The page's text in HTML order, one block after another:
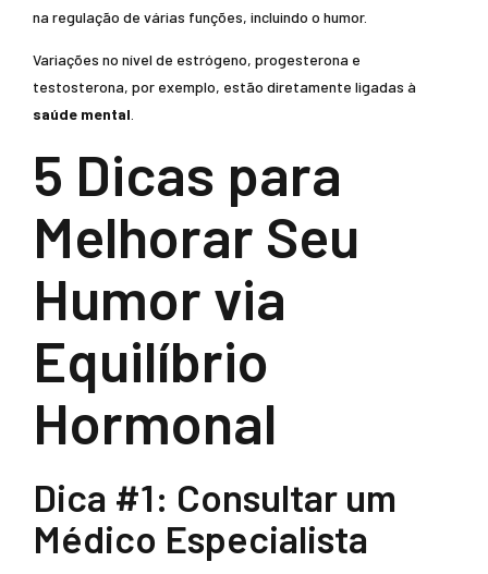
na regulação de várias funções, incluindo o humor.
Variações no nível de estrógeno, progesterona e
testosterona, por exemplo, estão diretamente ligadas à
saúde mental
5 Dicas para
Melhorar Seu
Humor via
Equilíbrio
Hormonal
Dica #1: Consultar um
Médico Especialista